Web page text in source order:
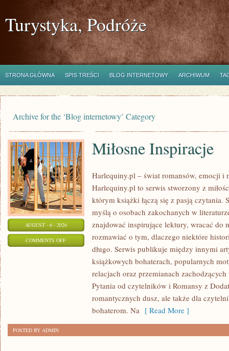
Turystyka, Podróże
STRONA GŁÓWNA SPIS TREŚCI BLOG INTERNETOWY ARCHIWUM
Archive for the ‘Blog internetowy’ Category
AUGUST - 6 - 2026
COMMENTS OFFON
INSPIRACJE
Miłosne Inspiracje
Harlequiny.pl – świat romansów, emocji i
Harlequiny.pl to serwis stworzony z
którym książki łączą się z pasją czytania.
myślą o osobach zakochanych w
znajdować inspirujące lektury, wracać do
rozmawiać o tym, dlaczego niektóre
długo. Serwis publikuje między innymi
książkowych bohaterach, popularnych
relacjach oraz przemianach
Pytania od czytelników i Romansy z
romantycznych dusz, ale także dla
bohaterom. Na [ Read More ]
POSTED BY ADMIN